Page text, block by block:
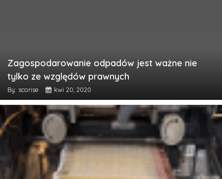
Zagospodarowanie odpadów jest ważne nie
tylko ze względów prawnych
By: scorise kwi 20, 2020